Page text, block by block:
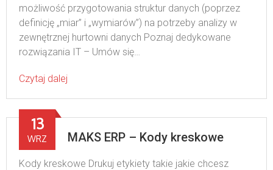
możliwość przygotowania struktur danych (poprzez
definicję „miar” i „wymiarów”) na potrzeby analizy w
zewnętrznej hurtowni danych Poznaj dedykowane
rozwiązania IT – Umów się…
Czytaj dalej
MAKS ERP – Kody kreskowe
13
WRZ
Kody kreskowe Drukuj etykiety takie jakie chcesz